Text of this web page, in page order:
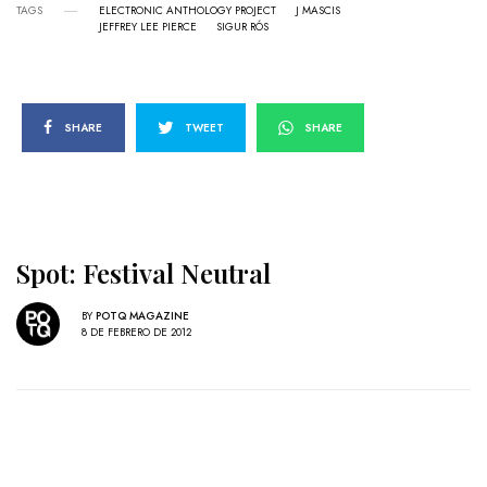
TAGS ELECTRONIC ANTHOLOGY PROJECT
J MASCIS
JEFFREY LEE PIERCE
SIGUR RÓS
SHARE TWEET SHARE
Spot: Festival Neutral
BY POTQ MAGAZINE
8 DE FEBRERO DE 2012